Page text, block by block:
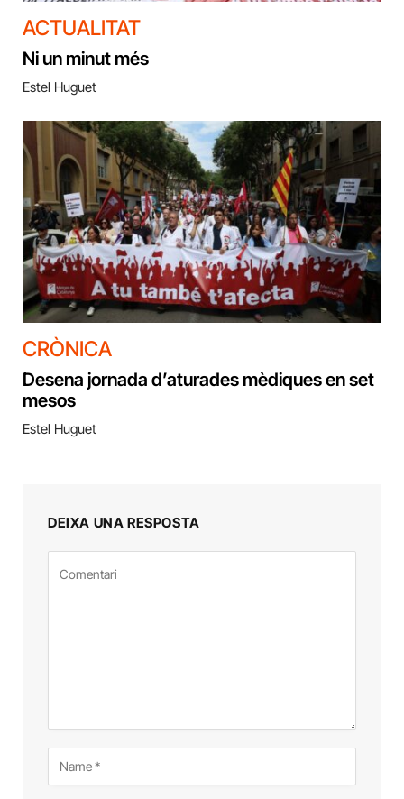
ACTUALITAT
Ni un minut més
Estel Huguet
CRÒNICA
Desena jornada d’aturades mèdiques en set
mesos
Estel Huguet
DEIXA UNA RESPOSTA